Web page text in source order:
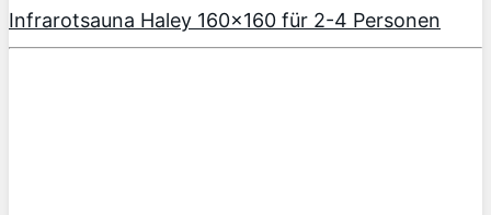
Infrarotsauna Haley 160×160 für 2-4 Personen